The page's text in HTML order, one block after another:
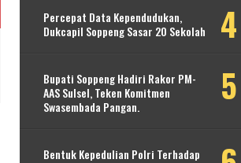
Percepat Data Kependudukan,
Dukcapil Soppeng Sasar 20 Sekolah
Bupati Soppeng Hadiri Rakor PM-
AAS Sulsel, Teken Komitmen
Swasembada Pangan.
Bentuk Kepedulian Polri Terhadap